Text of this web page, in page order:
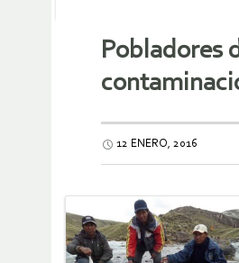
Pobladores
12 ENERO, 2016